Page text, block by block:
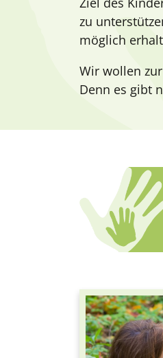
zu
möglich
Wir wollen
Denn es gibt